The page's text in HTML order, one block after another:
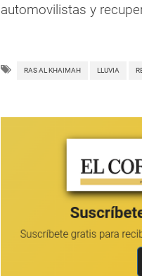
automovilistas y
RAS AL KHAIMAH LLUVIA